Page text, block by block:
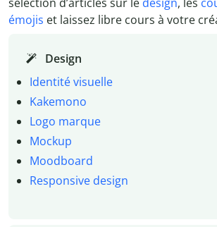
émojis et laissez libre cours à votre
Design
Identité visuelle
Kakemono
Logo marque
Mockup
Moodboard
Responsive design